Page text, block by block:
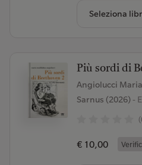
Seleziona
Più sordi di
Angiolucci
Sarnus (2026)-
€ 10,00